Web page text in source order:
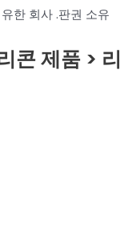
한 회사 .판권 소유
콘 제품 > 리